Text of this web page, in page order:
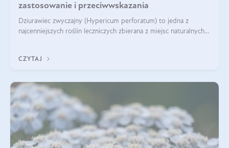
zastosowanie i przeciwwskazania
Dziurawiec zwyczajny (Hypericum perforatum) to jedna z
najcenniejszych roślin leczniczych zbierana z miejsc naturalnych i
CZYTAJ